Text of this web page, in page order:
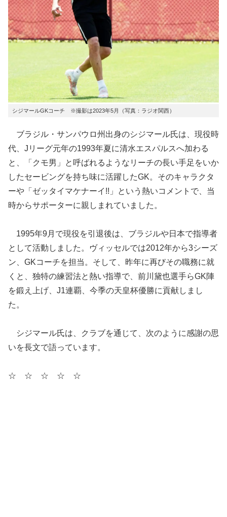
シジマールGKコーチ ※撮影は2023年5月（写真：ラジオ関西）
ブラジル・サンパウロ州出身のシジマール氏は、現役時
代、Jリーグ元年の1993年夏に清水エスパルスへ加わる
と、「クモ男」と呼ばれるようなリーチの長い手足をいか
したセービングを持ち味に活躍したGK。そのキャラクタ
ーや「ゼッタイマケナーイ!!」という熱いコメントで、当
時からサポーターに親しまれていました。
1995年9月で現役を引退後は、ブラジルや日本で指導者
として活動しました。ヴィッセルでは2012年から3シーズ
ン、GKコーチを担当。そして、昨年に再びその職務に就
くと、独特の練習法と熱い指導で、前川黛也選手らGK陣
を鍛え上げ、J1連覇、今季の天皇杯優勝に貢献しまし
た。
シジマール氏は、クラブを通じて、次のように感謝の思
いを長文で語っています。
☆ ☆ ☆ ☆ ☆